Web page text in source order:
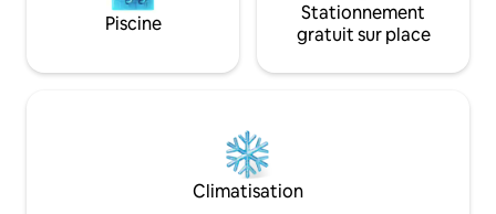
Piscine
Stationnement
gratuit sur place
Climatisation